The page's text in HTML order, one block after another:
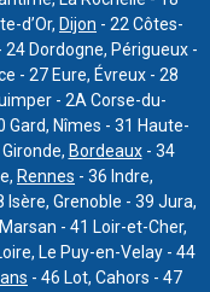
d’Or, Dijon - 22 Côtes-
24 Dordogne, Périgueux -
- 27 Eure, Évreux - 28
- 2A Corse-du-
Gard, Nîmes - 31 Haute-
Bordeaux- 34
Rennes - 36 Indre,
Grenoble - 39 Jura,
- 41 Loir-et-Cher,
Le Puy-en-Velay - 44
- 46 Lot, Cahors - 47